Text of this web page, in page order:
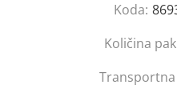
Koda:
Količina